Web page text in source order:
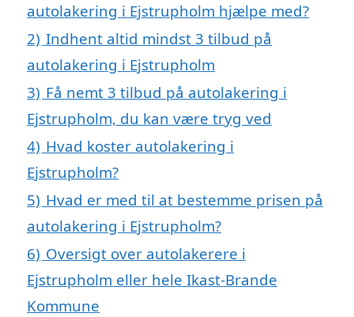
autolakering i Ejstrupholm hjælpe med?
2) Indhent altid mindst 3 tilbud på
autolakering i Ejstrupholm
3) Få nemt 3 tilbud på autolakering i
Ejstrupholm, du kan være tryg ved
4) Hvad koster autolakering i
Ejstrupholm?
5) Hvad er med til at bestemme prisen på
autolakering i Ejstrupholm?
6) Oversigt over autolakerere i
Ejstrupholm eller hele Ikast-Brande
Kommune